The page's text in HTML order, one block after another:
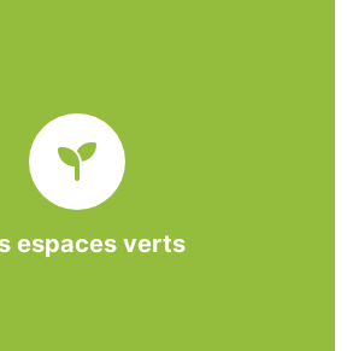
espaces verts
BASE propose et réalise
à la demande des entreprises et
locales.